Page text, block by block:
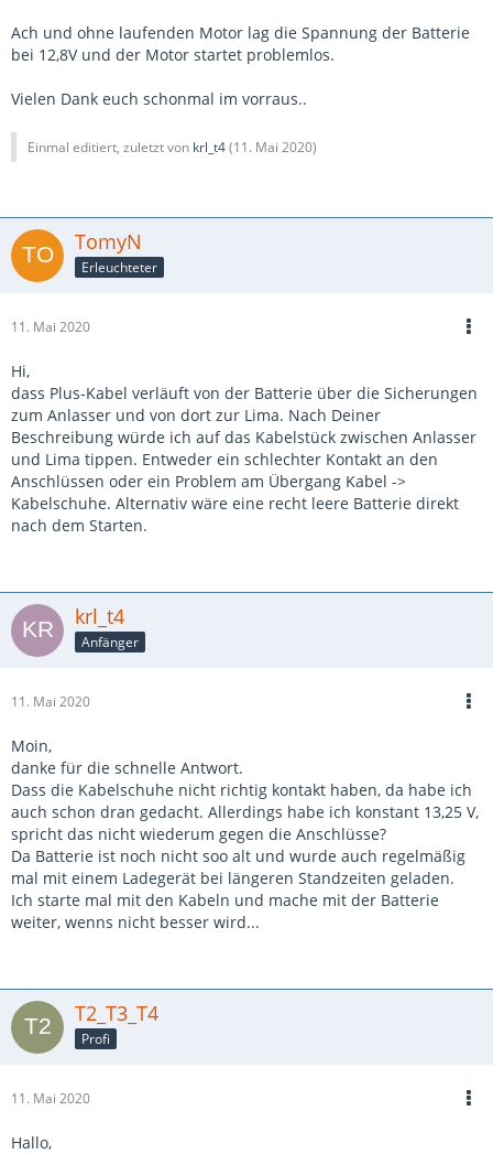
Ach und ohne laufenden Motor lag die Spannung der Batterie
bei 12,8V und der Motor startet problemlos.
Vielen Dank euch schonmal im vorraus..
Einmal editiert, zuletzt von krl_t4(11. Mai 2020)
TomyN
Erleuchteter
11. Mai 2020
Hi,
dass Plus-Kabel verläuft von der Batterie über die Sicherungen
zum Anlasser und von dort zur Lima. Nach Deiner
Beschreibung würde ich auf das Kabelstück zwischen Anlasser
und Lima tippen. Entweder ein schlechter Kontakt an den
Anschlüssen oder ein Problem am Übergang Kabel ->
Kabelschuhe. Alternativ wäre eine recht leere Batterie direkt
nach dem Starten.
krl_t4
Anfänger
11. Mai 2020
Moin,
danke für die schnelle Antwort.
Dass die Kabelschuhe nicht richtig kontakt haben, da habe ich
auch schon dran gedacht. Allerdings habe ich konstant 13,25 V,
spricht das nicht wiederum gegen die Anschlüsse?
Da Batterie ist noch nicht soo alt und wurde auch regelmäßig
mal mit einem Ladegerät bei längeren Standzeiten geladen.
Ich starte mal mit den Kabeln und mache mit der Batterie
weiter, wenns nicht besser wird...
T2_T3_T4
Profi
11. Mai 2020
Hallo,